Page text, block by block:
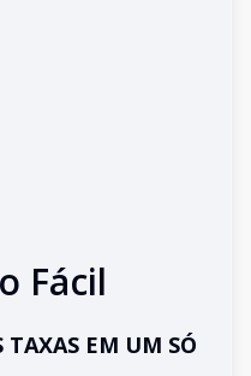
Fácil
TAXAS EM UM SÓ